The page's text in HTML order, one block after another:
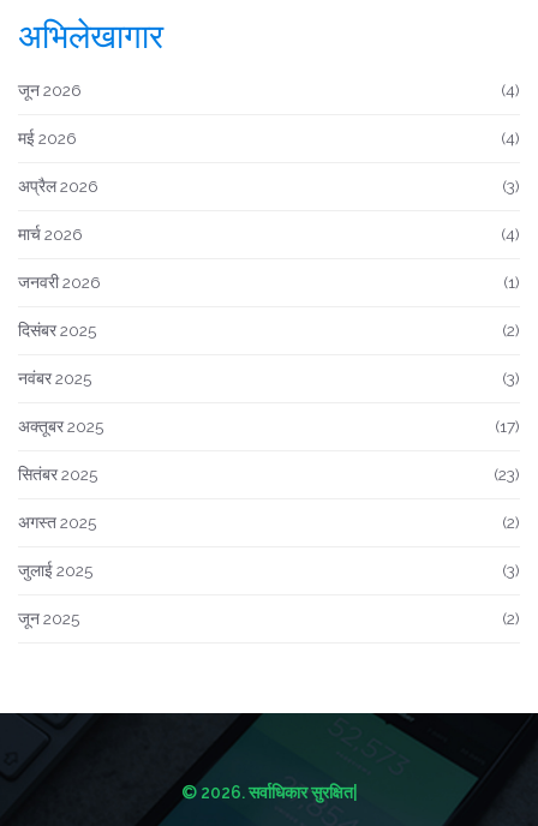
अभिलेखागार
जून 2026 (4)
मई 2026 (4)
अप्रैल 2026 (3)
मार्च 2026 (4)
जनवरी 2026 (1)
दिसंबर 2025 (2)
नवंबर 2025 (3)
अक्तूबर 2025 (17)
सितंबर 2025 (23)
अगस्त 2025 (2)
जुलाई 2025 (3)
जून 2025 (2)
© 2026. सर्वाधिकार सुरक्षित|